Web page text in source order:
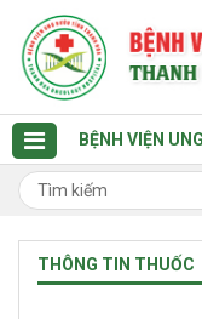
BỆNH VIỆN
THÔNG TIN THUỐC